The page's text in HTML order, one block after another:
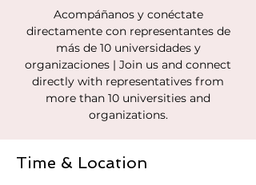
Acompáñanos y conéctate
directamente con representantes de
más de 10 universidades y
organizaciones | Join us and connect
directly with representatives from
more than 10 universities and
organizations.
Time & Location